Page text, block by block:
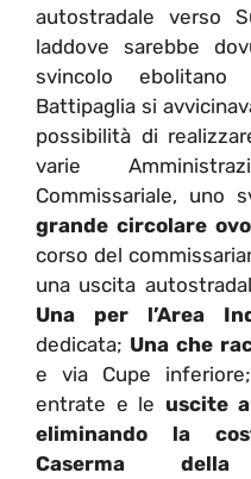
autostradale verso
laddove sarebbe
svincolo ebolitano
Battipaglia si
possibilità di
varie
Commissariale, uno
grande circolare
corso del
una uscita
Una per l’Area
dedicata; Una che
e via Cupe
entrate e le uscite
eliminando la
Caserma